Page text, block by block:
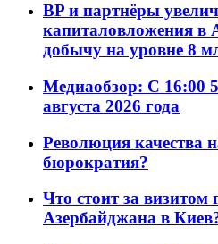
BP и партнёры
капиталовложения в
добычу на уровне 8
Медиаобзор: С 16:00
августа 2026 года
Революция качества
бюрократия?
Что стоит за
Азербайджана в